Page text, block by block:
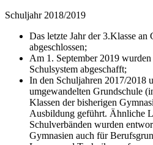
Schuljahr 2018/2019
Das letzte Jahr der 3.Klasse an
abgeschlossen;
Am 1. September 2019
Schulsystem abgeschafft;
In den Schuljahren 2017/2018
umgewandelten Grundschule
Klassen der bisherigen
Ausbildung geführt. Ähnliche
Schulverbänden wurden
Gymnasien auch für